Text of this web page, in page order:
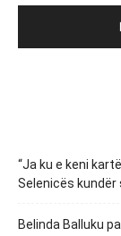
“Ja ku e keni
Selenicës kundër
Belinda Balluku